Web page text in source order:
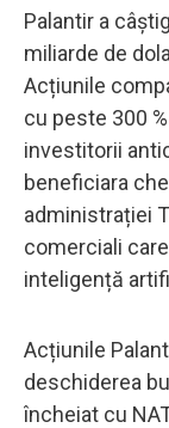
Palantir a
miliarde de
Acțiunile
cu peste 300
investitorii
beneficiara
administrației
comerciali
inteligență
Acțiunile
deschiderea
încheiat cu